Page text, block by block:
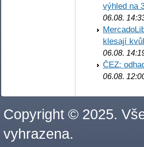
výhled na
06.08.
klesají
06.08.
ČEZ:
06.08.
Copyright © 2025.
vyhrazena.